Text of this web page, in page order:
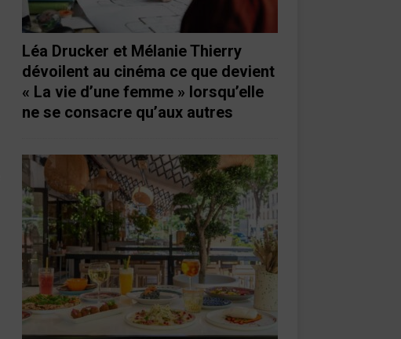
Léa Drucker et Mélanie Thierry
dévoilent au cinéma ce que devient
« La vie d’une femme » lorsqu’elle
ne se consacre qu’aux autres